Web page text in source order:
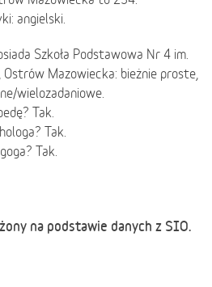
angielski.
Szkoła Podstawowa Nr 4 im.
Mazowiecka: bieżnie proste,
wielozadaniowe.
Tak.
Tak.
Tak.
na podstawie danych z SIO.